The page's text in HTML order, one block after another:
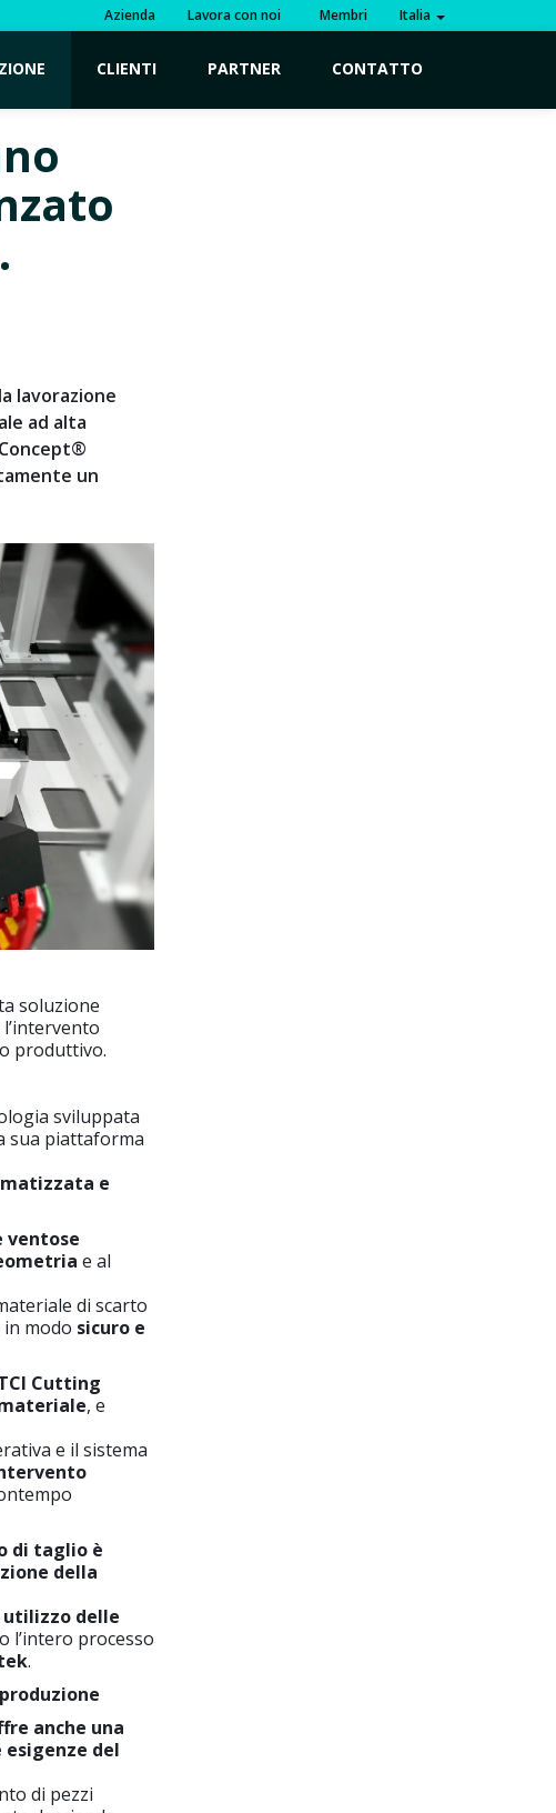
Azienda Lavora con noi Membri Italia
CLIENTI PARTNER CONTATTO
lavorazione
ad alta
un
soluzione
produttivo.
sviluppata
sua piattaforma
e
ventose
e al
di scarto
modo sicuro e
Cutting
, e
e il sistema
di taglio è
della
delle
l’intero processo
.
anche una
del
di pezzi